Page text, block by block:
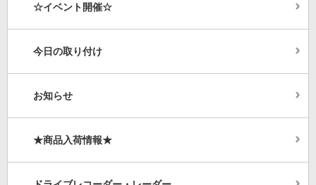
☆イベント開催☆
今日の取り付け
お知らせ
★商品入荷情報★